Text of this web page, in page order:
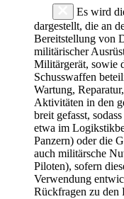
Es wird
dargestellt, die an
Bereitstellung von
militärischer
Militärgerät, sowie
Schusswaffen
Wartung,
Aktivitäten in den
breit gefasst,
etwa im
Panzern) oder die
auch militärsche
Piloten), sofern
Verwendung
Rückfragen zu den